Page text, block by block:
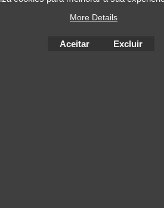
More Details
Aceitar Excluir